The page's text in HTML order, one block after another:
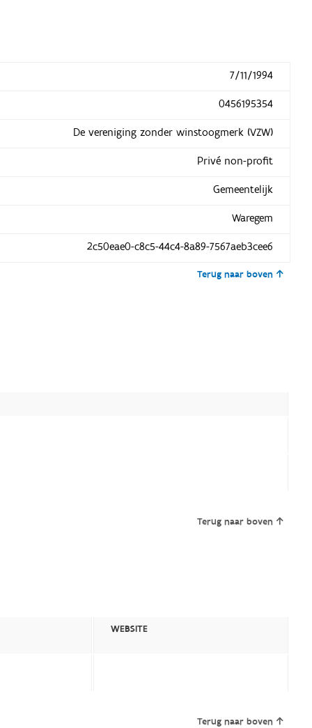
7/11/1994
0456195354
De vereniging zonder winstoogmerk (VZW)
Privé non-profit
Gemeentelijk
Waregem
2c50eae0-c8c5-44c4-8a89-7567aeb3cee6
Terug naar boven
Terug naar boven
WEBSITE
Terug naar boven